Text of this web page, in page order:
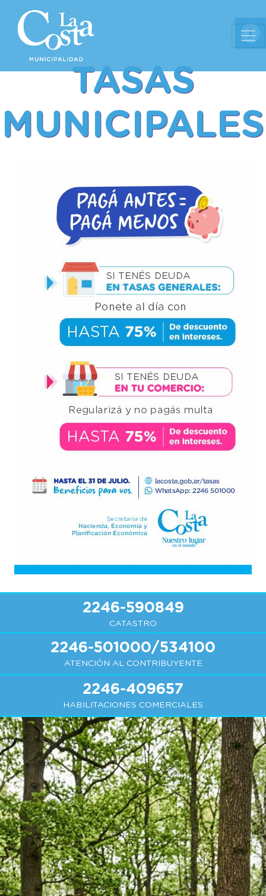
TASAS
MUNICIPALES
2246-590849
CATASTRO
2246-501000/534100
ATENCIÓN AL CONTRIBUYENTE
2246-409657
HABILITACIONES COMERCIALES